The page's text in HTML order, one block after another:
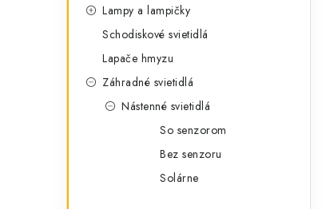
Lampy a lampičky
Schodiskové svietidlá
Lapače hmyzu
Záhradné svietidlá
Nástenné svietidlá
So senzorom
Bez senzoru
Solárne